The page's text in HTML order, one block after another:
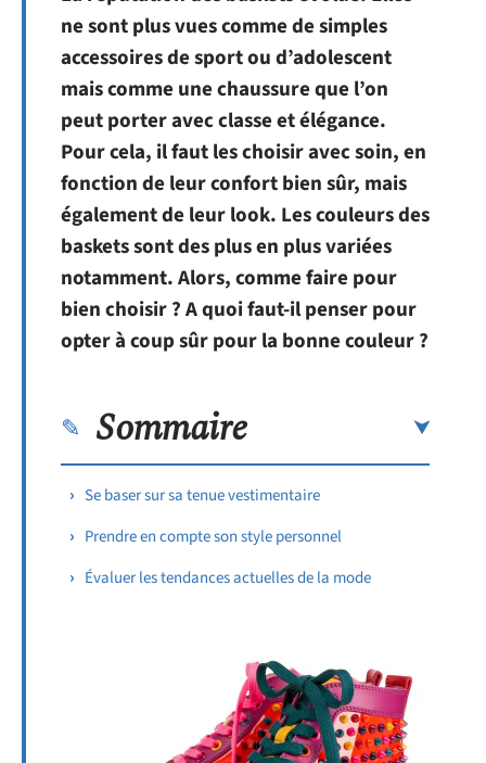
ne sont plus vues comme de simples
accessoires de sport ou d’adolescent
mais comme une chaussure que l’on
peut porter avec classe et élégance.
Pour cela, il faut les choisir avec soin, en
fonction de leur confort bien sûr, mais
également de leur look. Les couleurs des
baskets sont des plus en plus variées
notamment. Alors, comme faire pour
bien choisir ? A quoi faut-il penser pour
opter à coup sûr pour la bonne couleur ?
Sommaire
Se baser sur sa tenue vestimentaire
Prendre en compte son style personnel
Évaluer les tendances actuelles de la mode